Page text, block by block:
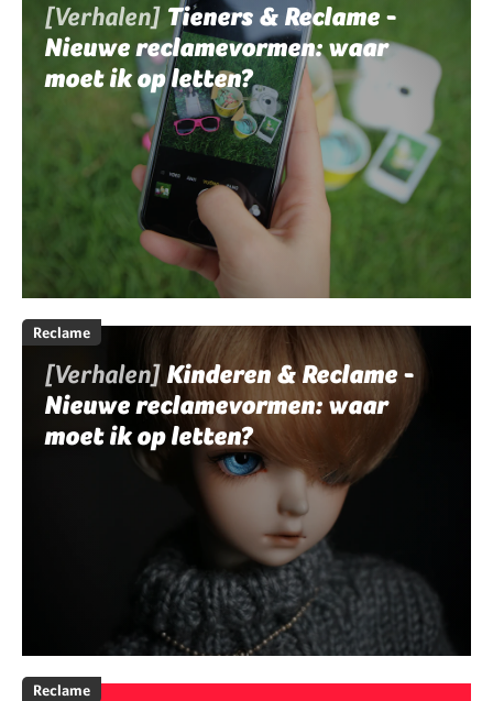
[Verhalen] Tieners & Reclame -
Nieuwe reclamevormen: waar
moet ik op letten?
Reclame
[Verhalen]Kinderen & Reclame -
Nieuwe reclamevormen: waar
moet ik op letten?
Reclame